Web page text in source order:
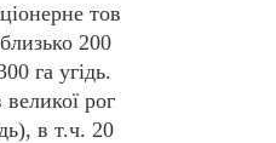
тов
200
га угідь.
рог
в т.ч. 20